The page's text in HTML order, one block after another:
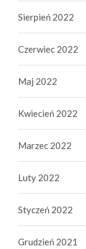
Sierpień 2022
Czerwiec 2022
Maj 2022
Kwiecień 2022
Marzec 2022
Luty 2022
Styczeń 2022
Grudzień 2021